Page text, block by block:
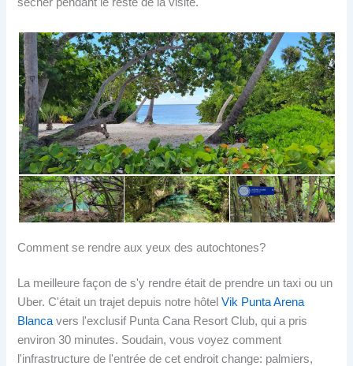
Comment se rendre aux yeux des autochtones?
La meilleure façon de s'y rendre était de prendre un taxi ou un
Uber. C'était un trajet depuis notre hôtelVik Punta Arena
Blancavers l'exclusif Punta Cana Resort Club, qui a pris
environ 30 minutes. Soudain, vous voyez comment
l'infrastructure de l'entrée de cet endroit change: palmiers,